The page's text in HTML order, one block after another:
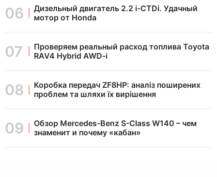
Дизельный двигатель 2.2 i-CTDi. Удачный
мотор от Honda
Проверяем реальный расход топлива Toyota
RAV4 Hybrid AWD-i
Коробка передач ZF8HP: аналіз поширених
проблем та шляхи їх вирішення
Обзор Mercedes-Benz S-Class W140 – чем
знаменит и почему «кабан»